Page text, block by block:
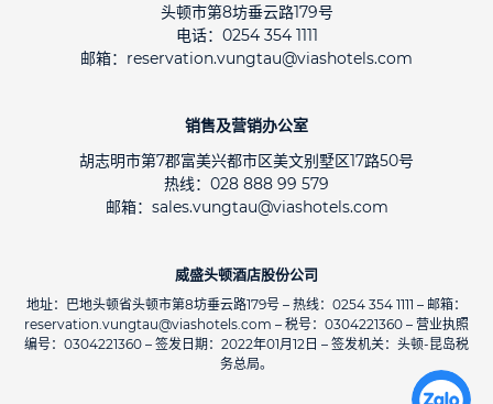
头顿市第8坊垂云路179号
电话：0254 354 1111
邮箱：reservation.vungtau@viashotels.com
销售及营销办公室
胡志明市第7郡富美兴都市区美文别墅区17路50号
热线：028 888 99 579
邮箱：sales.vungtau@viashotels.com
威盛头顿酒店股份公司
地址：巴地头顿省头顿市第8坊垂云路179号 – 热线：0254 354 1111 – 邮箱：
reservation.vungtau@viashotels.com – 税号：0304221360 – 营业执照
编号：0304221360 – 签发日期：2022年01月12日 – 签发机关：头顿-昆岛税
务总局。